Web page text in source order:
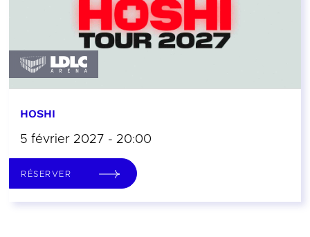
HOSHI
5 février 2027 - 20:00
RÉSERVER